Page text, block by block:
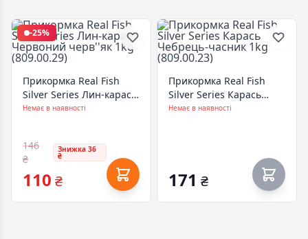
-25%
Прикормка Real Fish
Silver Series Лин-карась
Червоний черв''як 1kg
Немає в наявності
146
₴
Знижка 36
₴
110 ₴
Прикормка Real Fish
Silver Series Карась
Чебрець-часник 1kg
Немає в наявності
171 ₴